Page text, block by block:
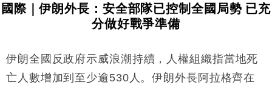
11:12
國際｜特朗普料美伊戰事快結束 承認部分彈藥庫存緊
司
18:31
財經｜華僑銀行上半年淨利創新高 中期息增15%至
國際｜伊朗外長：安全部隊已控制全國局勢 已充
分做好戰爭準備
伊朗全國反政府示威浪潮持續，人權組織指當地死
亡人數增加到至少逾530人。伊朗外長阿拉格齊在